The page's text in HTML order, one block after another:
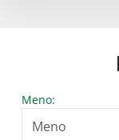
Meno: